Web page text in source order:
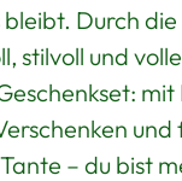
Durch
stilvoll und
– du bist